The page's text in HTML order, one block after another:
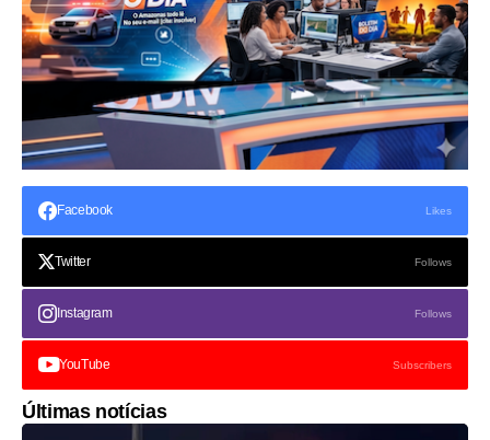
Facebook Likes
Twitter Follows
Instagram Follows
YouTube Subscribers
Últimas notícias